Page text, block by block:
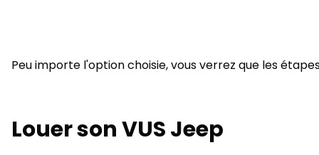
Peu importe l'option choisie, vous verrez que les
Louer son VUS Jeep